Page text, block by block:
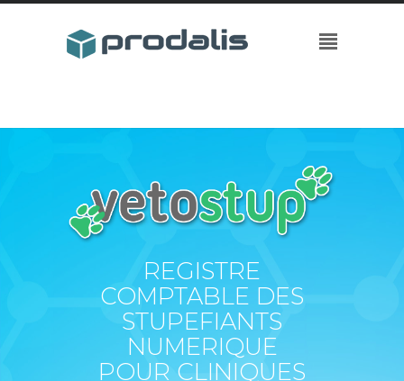
REGISTRE
COMPTABLE DES
STUPEFIANTS
NUMERIQUE
POUR CLINIQUES